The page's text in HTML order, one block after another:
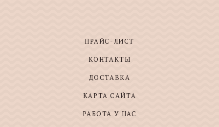
ПРАЙС-ЛИСТ
КОНТАКТЫ
ДОСТАВКА
КАРТА САЙТА
РАБОТА У НАС